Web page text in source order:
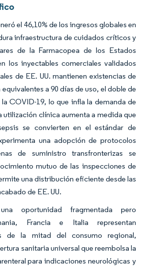
el 46,10% de los ingresos globales en
infraestructura de cuidados críticos y
de la Farmacopea de los Estados
los inyectables comerciales validados
de EE. UU. mantienen existencias de
a 90 días de uso, el doble de
COVID-19, lo que infla la demanda de
utilización clínica aumenta a medida que
se convierten en el estándar de
una adopción de protocolos
de suministro transfronterizas se
mutuo de las inspecciones de
una distribución eficiente desde las
de EE. UU.
oportunidad fragmentada pero
Francia e Italia representan
de la mitad del consumo regional,
sanitaria universal que reembolsa la
para indicaciones neurológicas y